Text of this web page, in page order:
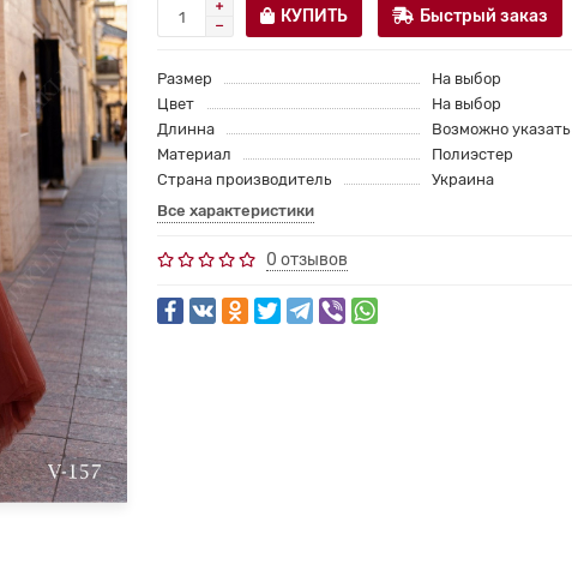
КУПИТЬ Быстрый заказ
Размер
На выбор
Цвет
На выбор
Длинна
Возможно указать
Материал
Полиэстер
Страна производитель
Украина
Все характеристики
0 отзывов